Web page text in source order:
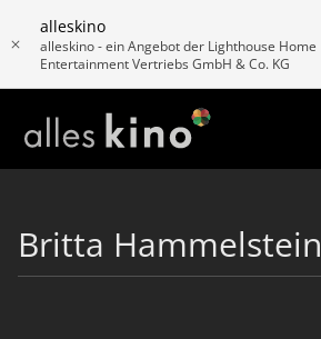
alleskino
alleskino - ein Angebot der Lighthouse Home
Entertainment Vertriebs GmbH & Co. KG
Britta Hammelstein